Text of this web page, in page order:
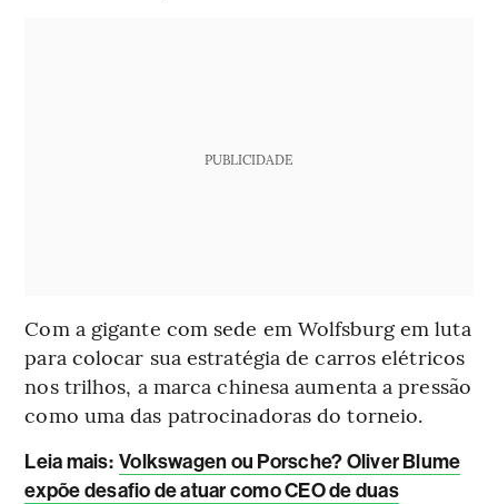
PUBLICIDADE
Com a gigante com sede em Wolfsburg em luta
para colocar sua estratégia de carros elétricos
nos trilhos, a marca chinesa aumenta a pressão
como uma das patrocinadoras do torneio.
Leia mais: Volkswagen ou Porsche? Oliver Blume
expõe desafio de atuar como CEO de duas